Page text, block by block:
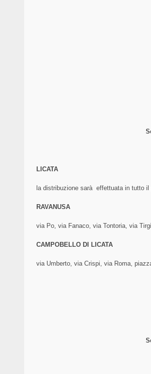
LICATA
la distribuzione sarà effettuata in tutto
RAVANUSA
via Po, via Fanaco, via Tontoria, via
CAMPOBELLO DI LICATA
via Umberto, via Crispi, via Roma,